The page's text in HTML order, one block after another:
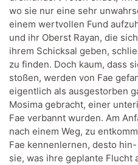
wo sie nur eine sehr
einem wertvollen Fund
und ihr Oberst Rayan, die
ihrem Schicksal geben,
zu finden. Doch kaum, dass
stoßen, werden von Fae
eigentlich als ausgestorben
Mosima gebracht, einer
Fae verbannt wurden. Am
nach einem Weg, zu
Fae kennenlernen, desto
sie, was ihre geplante Flucht